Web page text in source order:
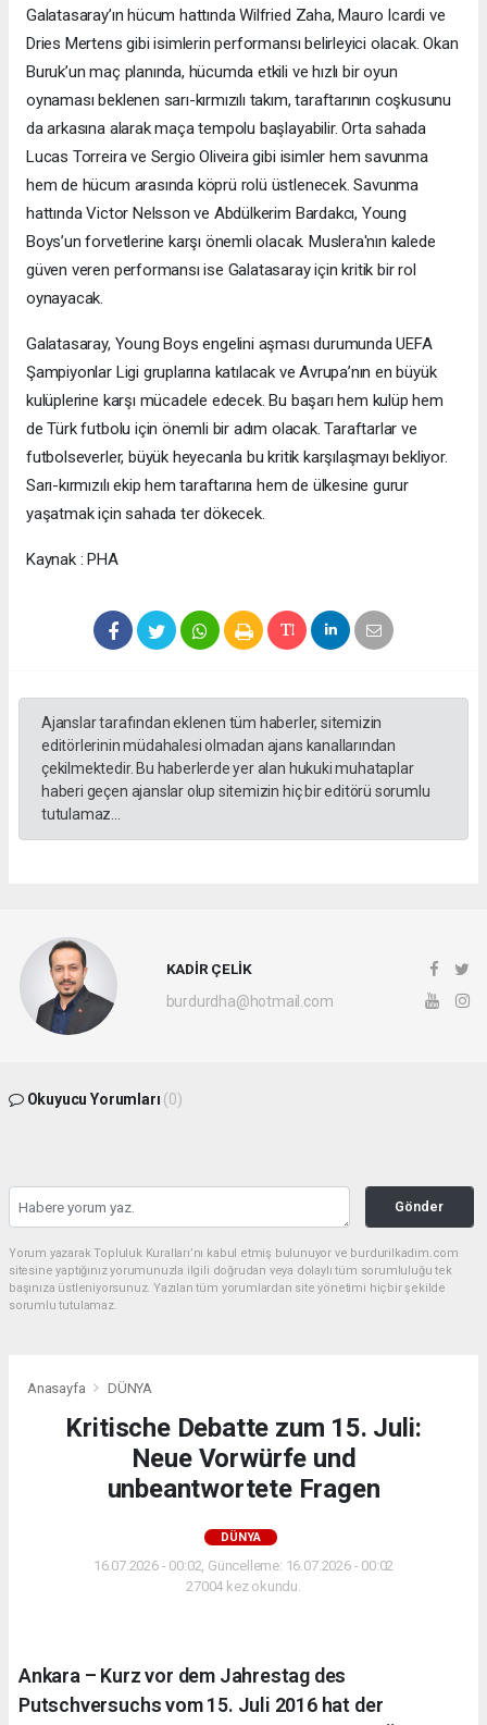
Galatasaray’ın hücum hattında Wilfried Zaha, Mauro Icardi ve
Dries Mertens gibi isimlerin performansı belirleyici olacak. Okan
Buruk’un maç planında, hücumda etkili ve hızlı bir oyun
oynaması beklenen sarı-kırmızılı takım, taraftarının coşkusunu
da arkasına alarak maça tempolu başlayabilir. Orta sahada
Lucas Torreira ve Sergio Oliveira gibi isimler hem savunma
hem de hücum arasında köprü rolü üstlenecek. Savunma
hattında Victor Nelsson ve Abdülkerim Bardakcı, Young
Boys’un forvetlerine karşı önemli olacak. Muslera'nın kalede
güven veren performansı ise Galatasaray için kritik bir rol
oynayacak.
Galatasaray, Young Boys engelini aşması durumunda UEFA
Şampiyonlar Ligi gruplarına katılacak ve Avrupa’nın en büyük
kulüplerine karşı mücadele edecek. Bu başarı hem kulüp hem
de Türk futbolu için önemli bir adım olacak. Taraftarlar ve
futbolseverler, büyük heyecanla bu kritik karşılaşmayı bekliyor.
Sarı-kırmızılı ekip hem taraftarına hem de ülkesine gurur
yaşatmak için sahada ter dökecek.
Kaynak : PHA
Ajanslar tarafından eklenen tüm haberler, sitemizin
editörlerinin müdahalesi olmadan ajans kanallarından
çekilmektedir. Bu haberlerde yer alan hukuki muhataplar
haberi geçen ajanslar olup sitemizin hiç bir editörü sorumlu
tutulamaz...
KADİR ÇELİK
burdurdha@hotmail.com
Okuyucu Yorumları (0)
Gönder
Yorum yazarak Topluluk Kuralları’nı kabul etmiş bulunuyor ve burdurilkadim.com
sitesine yaptığınız yorumunuzla ilgili doğrudan veya dolaylı tüm sorumluluğu tek
başınıza üstleniyorsunuz. Yazılan tüm yorumlardan site yönetimi hiçbir şekilde
sorumlu tutulamaz.
Anasayfa DÜNYA
Kritische Debatte zum 15. Juli:
Neue Vorwürfe und
unbeantwortete Fragen
DÜNYA
16.07.2026 - 00:02, Güncelleme: 16.07.2026 - 00:02
27004 kez okundu.
Ankara – Kurz vor dem Jahrestag des
Putschversuchs vom 15. Juli 2016 hat der